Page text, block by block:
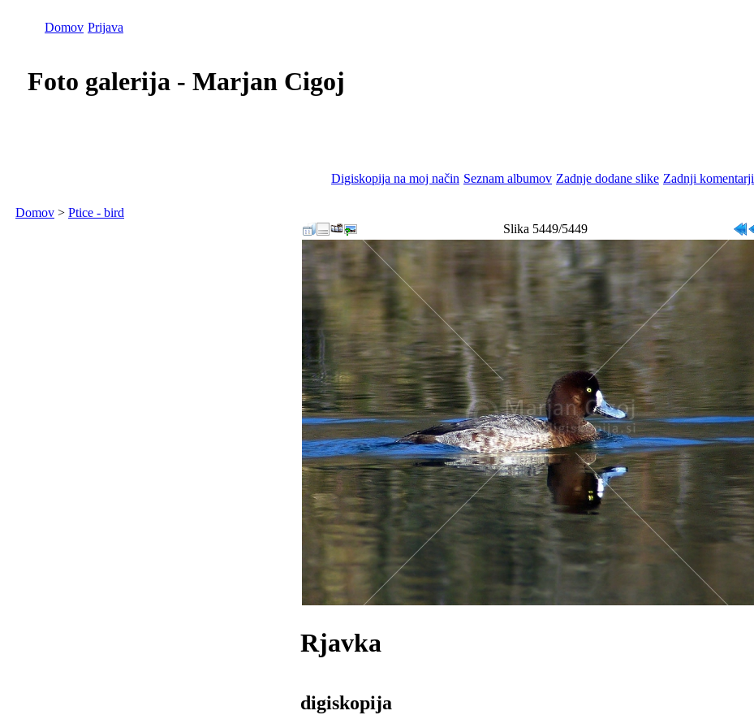
Domov Prijava
Foto galerija - Marjan Cigoj
Digiskopija na moj način Seznam albumov Zadnje dodane slike Zadnji komentarji
Domov > Ptice - bird
Slika 5449/5449
Rjavka
digiskopija